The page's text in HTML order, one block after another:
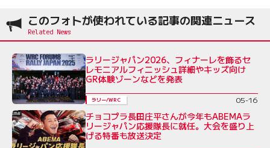
このフォトが使われている記事の関連ニュース
ラリージャパン2026、フィナーレを飾るセ
レモニアルフィニッシュ詳細やキッズ向け
GR体験ゾーンなどを発表
ラリー/WRC 05-16
チョコプラ長田庄平さんが今年もABEMAラ
リージャパン応援隊長に就任。大会を盛り上
げる特番も放送決定